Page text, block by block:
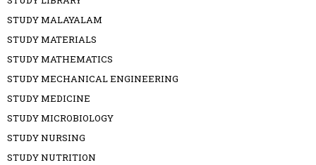
STUDY MALAYALAM
STUDY MATERIALS
STUDY MATHEMATICS
STUDY MECHANICAL ENGINEERING
STUDY MEDICINE
STUDY MICROBIOLOGY
STUDY NURSING
STUDY NUTRITION